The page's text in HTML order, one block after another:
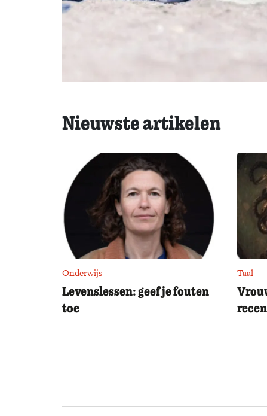
Nieuwste artikelen
Onderwijs
Levenslessen: geef je fouten
toe
Taal